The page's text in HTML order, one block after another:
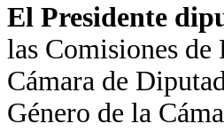
El Presidente
las Comisiones de
Cámara de
Género de la